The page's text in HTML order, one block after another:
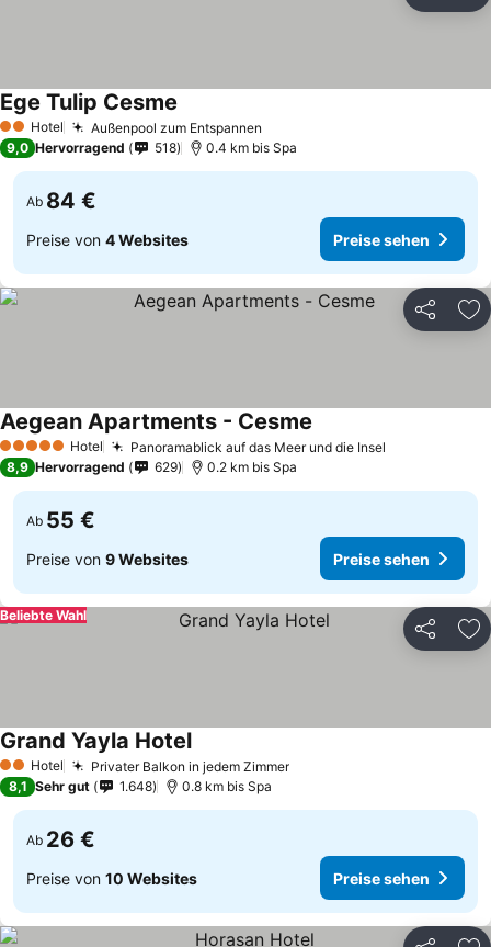
2 Sterne
Hotel Außenpool zum Entspannen
Ege Tulip Cesme
9,0 Hervorragend 518 0.4 km bis Spa
Ab 84 €
Preise von 4 Websites Preise sehen
Teilen
5 Sterne Hotel Panoramablick auf das Meer und die Insel
Aegean Apartments - Cesme
8,9 Hervorragend 629 0.2 km bis Spa
Ab 55 €
Preise von 9 Websites Preise sehen
Teilen
Beliebte Wahl
2 Sterne
Hotel Privater Balkon in jedem Zimmer
Grand Yayla Hotel
8,1 Sehr gut 1.648 0.8 km bis Spa
Ab 26 €
Preise von 10 Websites Preise sehen